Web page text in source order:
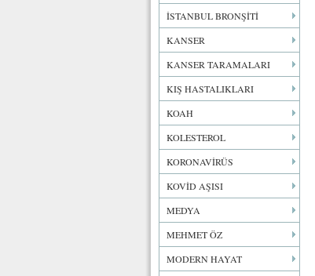
İSTANBUL BRONŞİTİ
KANSER
KANSER TARAMALARI
KIŞ HASTALIKLARI
KOAH
KOLESTEROL
KORONAVİRÜS
KOVİD AŞISI
MEDYA
MEHMET ÖZ
MODERN HAYAT